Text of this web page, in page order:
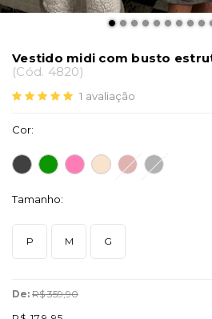
Vestido midi com busto
(Cód. 4820)
1 avaliação
Cor:
Tamanho:
P M G
De: R$ 359,90